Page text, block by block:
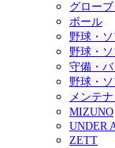
グロー
ボール
野球・
野球・
守備・
野球・
メンテ
MIZUNO
UNDER
ZETT